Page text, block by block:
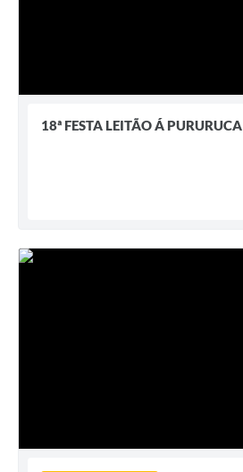
18ª FESTA LEITÃO Á PURURUCA